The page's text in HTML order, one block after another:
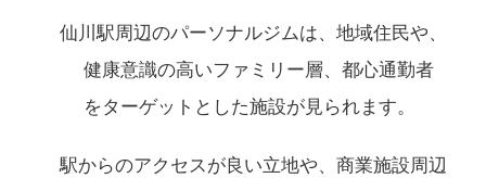
仙川駅周辺のパーソナルジムは、地域住民や、
健康意識の高いファミリー層、都心通勤者
をターゲットとした施設が見られます。
駅からのアクセスが良い立地や、商業施設周辺